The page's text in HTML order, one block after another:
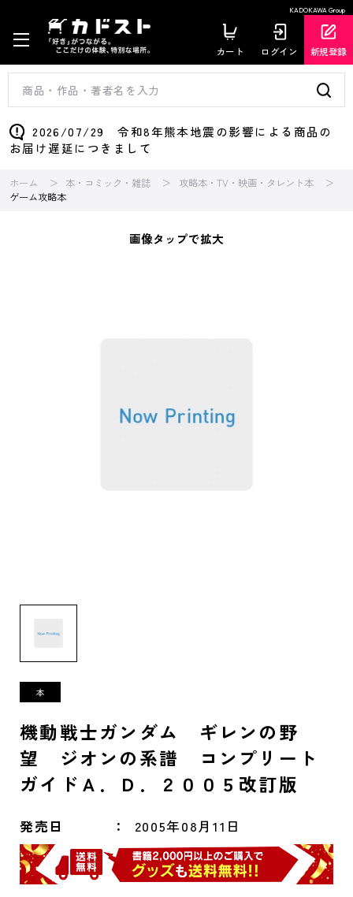
KADOKAWA Group
カート ログイン 新規登録
2026/07/29 令和8年熊本地震の影響による商品の
お届け遅延につきまして
ホーム 本・コミック・雑誌
攻略本・TV・映画・タレント本
ゲーム攻略本
画像タップで拡大
機動戦士ガンダム ギレンの野
望 ジオンの系譜 コンプリート
ガイドＡ．Ｄ．２００５改訂版
発売日 2005年08月11日